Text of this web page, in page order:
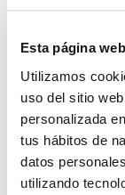
Esta página
Utilizamos
uso del sitio
personalizada
tus hábitos de
datos
utilizando
:(